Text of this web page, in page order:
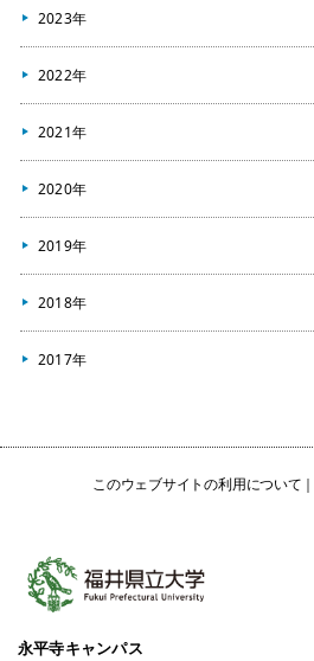
2023年
2022年
2021年
2020年
2019年
2018年
2017年
このウェブサイトの利用について
永平寺キャンパス